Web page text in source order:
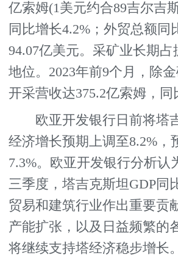
亿索姆(1美元约合89吉尔吉
同比增长4.2%；外贸总额同
94.07亿美元。采矿业长期
地位。2023年前9个月，除
开采营收达375.2亿索姆，同
欧亚开发银行日前将塔
经济增长预期上调至8.2%，
7.3%。欧亚开发银行分析认
三季度，塔吉克斯坦GDP同
贸易和建筑行业作出重要贡
产能扩张，以及日益频繁的
将继续支持塔经济稳步增长